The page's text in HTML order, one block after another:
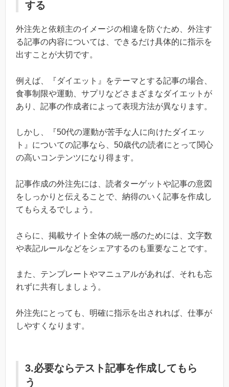
する
外注先と依頼主のイメージの相違を防ぐため、外注す
る記事の内容については、できるだけ具体的に指示を
出すことが大切です。
例えば、『ダイエット』をテーマとする記事の場合、
食事制限や運動、サプリなどさまざまなダイエットが
あり、記事の作成者によって表現方法が異なります。
しかし、『50代の運動が苦手な人に向けたダイエッ
ト』についての記事なら、50歳代の読者にとって関心
の高いコンテンツになり得ます。
記事作成の外注先には、読者ターゲットや記事の意図
をしっかりと伝えることで、納得のいく記事を作成し
てもらえるでしょう。
さらに、掲載サイト全体の統一感のためには、文字数
や表記ルールなどをシェアするのも重要なことです。
また、テンプレートやマニュアルがあれば、それも忘
れずに共有しましょう。
外注先にとっても、明確に指示を出されれば、仕事が
しやすくなります。
3.必要ならテスト記事を作成してもら
う